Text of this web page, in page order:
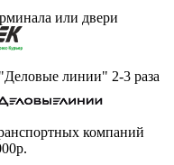
или двери
линии" 2-3 раза
компаний